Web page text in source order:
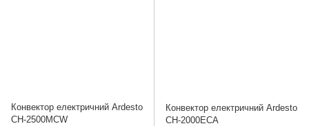
Конвектор електричний Ardesto
CH-2500MCW
Конвектор електричний Ardesto
CH-2000ECA